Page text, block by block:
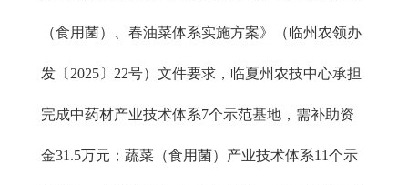
（食用菌）、春油菜体系实施方案》（临州农领办
发〔2025〕22号）文件要求，临夏州农技中心承担
完成中药材产业技术体系7个示范基地，需补助资
金31.5万元；蔬菜（食用菌）产业技术体系11个示